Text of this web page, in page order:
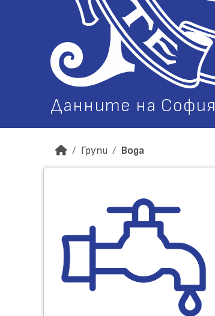
Данните на София
Групи Вода